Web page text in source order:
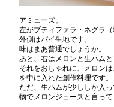
アミューズ。
左がブティファラ・ネグラ
外側はパイ生地です。
味はまあ普通でしょうか。
あと、右はメロンと生ハム
それをおしゃれに、メロン
を中に入れた創作料理です。
ただ、生ハムが少ししか入
物でメロンジュースと言っ